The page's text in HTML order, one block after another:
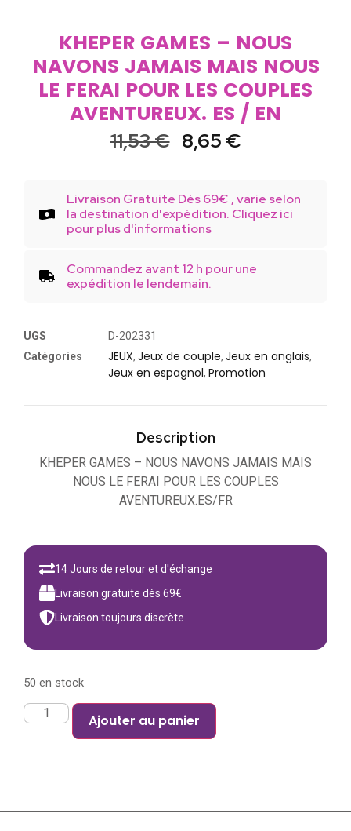
KHEPER GAMES – NOUS
NAVONS JAMAIS MAIS NOUS
LE FERAI POUR LES COUPLES
AVENTUREUX. ES / EN
11,53€ 8,65 €
Livraison Gratuite Dès 69€ , varie selon
la destination d'expédition. Cliquez ici
pour plus d'informations
Commandez avant 12 h pour une
expédition le lendemain.
UGS
D-202331
Catégories
JEUX, Jeux de couple, Jeux en anglais,
Jeux en espagnol, Promotion
Description
KHEPER GAMES – NOUS NAVONS JAMAIS MAIS
NOUS LE FERAI POUR LES COUPLES
AVENTUREUX.ES/FR
14 Jours de retour et d'échange
Livraison gratuite dès 69€
Livraison toujours discrète
50 en stock
Ajouter au panier